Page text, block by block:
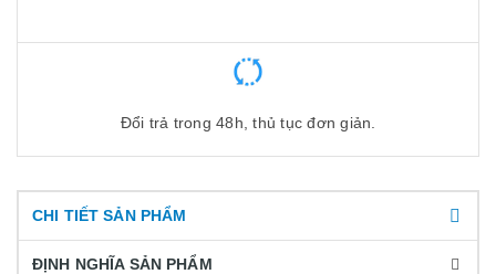
Đổi trả trong 48h, thủ tục đơn giản.
CHI TIẾT SẢN PHẨM
ĐỊNH NGHĨA SẢN PHẨM